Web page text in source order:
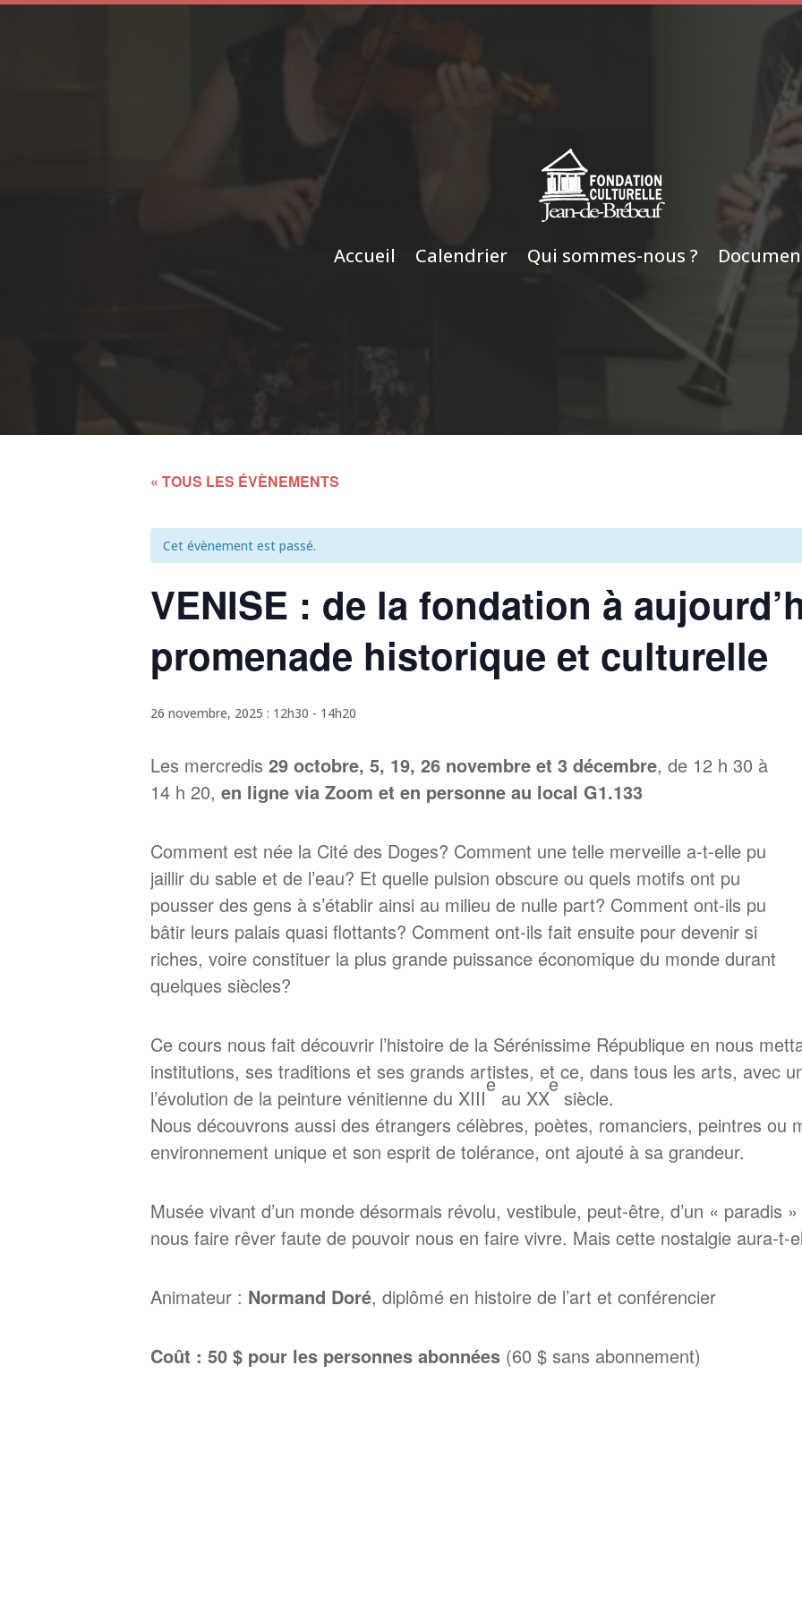
Accueil Calendrier Qui sommes-nous ?
« TOUS LES ÉVÈNEMENTS
Cet évènement est passé.
VENISE : de la fondation à
promenade historique et culturelle
26 novembre, 2025 : 12h30 - 14h20
Les mercredis 29 octobre, 5, 19, 26 novembre et 3 décembre, de 12 h 30 à
14 h 20, en ligne via Zoom et en personne au local G1.133
Comment est née la Cité des Doges? Comment une telle merveille a-t-elle pu
jaillir du sable et de l’eau? Et quelle pulsion obscure ou quels motifs ont pu
pousser des gens à s’établir ainsi au milieu de nulle part? Comment ont-ils pu
bâtir leurs palais quasi flottants? Comment ont-ils fait ensuite pour devenir si
riches, voire constituer la plus grande puissance économique du monde durant
quelques siècles?
Ce cours nous fait découvrir l’histoire de la Sérénissime République en nous
institutions, ses traditions et ses grands artistes, et ce, dans tous les arts, avec
l’évolution de la peinture vénitienne du XIII
e
au XX
e
siècle.
Nous découvrons aussi des étrangers célèbres, poètes, romanciers, peintres ou
environnement unique et son esprit de tolérance, ont ajouté à sa grandeur.
Musée vivant d’un monde désormais révolu, vestibule, peut-être, d’un « paradis
nous faire rêver faute de pouvoir nous en faire vivre. Mais cette nostalgie aura-t-
Animateur : Normand Doré, diplômé en histoire de l’art et conférencier
Coût : 50 $ pour les personnes abonnées (60 $ sans abonnement)